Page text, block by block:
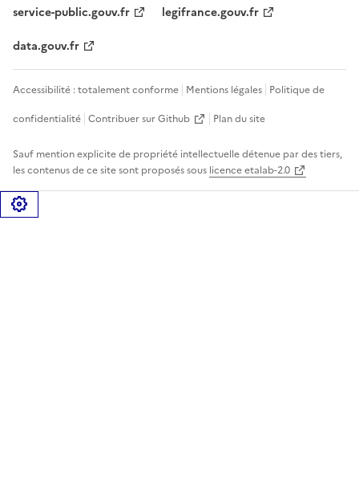
service-public.gouv.fr
legifrance.gouv.fr
data.gouv.fr
Accessibilité : totalement conforme Mentions légales Politique de
confidentialité Contribuer sur Github Plan du site
Sauf mention explicite de propriété intellectuelle détenue par des tiers,
les contenus de ce site sont proposés sous licence etalab-2.0
Gérer les cookies